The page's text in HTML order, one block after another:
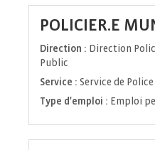
POLICIER.E
Direction : Direction
Public
Service : Service de
Type d'emploi : Emploi